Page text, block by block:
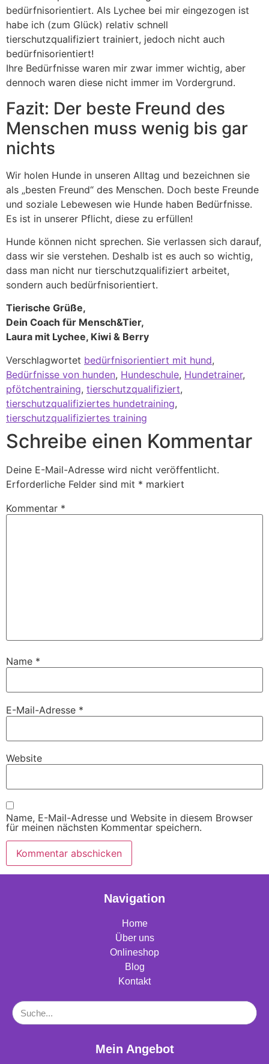
bedürfnisorientiert. Als Lychee bei mir eingezogen ist
habe ich (zum Glück) relativ schnell
tierschutzqualifiziert trainiert, jedoch nicht auch
bedürfnisorientiert!
Ihre Bedürfnisse waren mir zwar immer wichtig, aber
dennoch waren diese nicht immer im Vordergrund.
Fazit: Der beste Freund des
Menschen muss wenig bis gar
nichts
Wir holen Hunde in unseren Alltag und bezeichnen sie
als „besten Freund“ des Menschen. Doch beste Freunde
und soziale Lebewesen wie Hunde haben Bedürfnisse.
Es ist in unserer Pflicht, diese zu erfüllen!
Hunde können nicht sprechen. Sie verlassen sich darauf,
dass wir sie verstehen. Deshalb ist es auch so wichtig,
dass man nicht nur tierschutzqualifiziert arbeitet,
sondern auch bedürfnisorientiert.
Tierische Grüße,
Dein Coach für Mensch&Tier,
Laura mit Lychee, Kiwi & Berry
Verschlagwortet bedürfnisorientiert mit hund,
Bedürfnisse von hunden, Hundeschule, Hundetrainer,
pfötchentraining, tierschutzqualifiziert,
tierschutzqualifiziertes hundetraining,
tierschutzqualifiziertes training
Schreibe einen Kommentar
Deine E-Mail-Adresse wird nicht veröffentlicht.
Erforderliche Felder sind mit * markiert
Kommentar *
Name *
E-Mail-Adresse *
Website
Name, E-Mail-Adresse und Website in diesem Browser
für meinen nächsten Kommentar speichern.
Navigation
Home
Über uns
Onlineshop
Blog
Kontakt
Mein Angebot